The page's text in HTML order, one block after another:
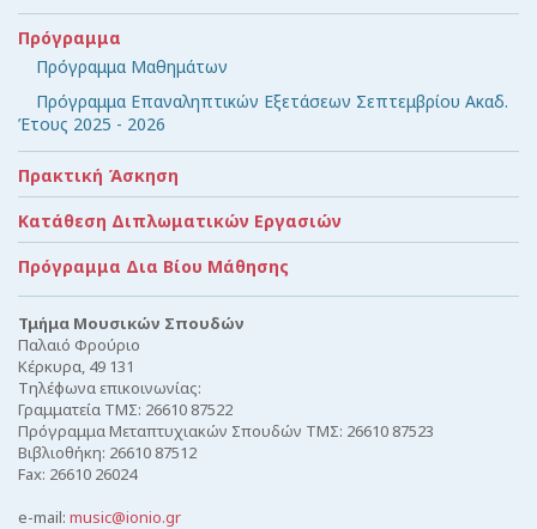
Πρόγραμμα
Πρόγραμμα Μαθημάτων
Πρόγραμμα Επαναληπτικών Εξετάσεων Σεπτεμβρίου Ακαδ.
Έτους 2025 - 2026
Πρακτική Άσκηση
Κατάθεση Διπλωματικών Εργασιών
Πρόγραμμα Δια Βίου Μάθησης
Τμήμα Μουσικών Σπουδών
Παλαιό Φρούριο
Κέρκυρα, 49 131
Τηλέφωνα επικοινωνίας:
Γραμματεία ΤΜΣ: 26610 87522
Πρόγραμμα Μεταπτυχιακών Σπουδών ΤΜΣ: 26610 87523
Βιβλιοθήκη: 26610 87512
Fax: 26610 26024
e-mail: music@ionio.gr